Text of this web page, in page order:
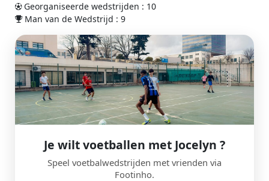
Georganiseerde wedstrijden : 10
Man van de Wedstrijd : 9
Je wilt voetballen met Jocelyn ?
Speel voetbalwedstrijden met vrienden via
Footinho.